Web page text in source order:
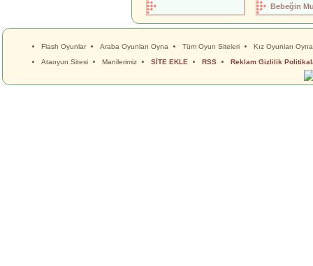
Bebeğin
Flash Oyunlar Araba Oyunları Oyna Tüm Oyun Siteleri
Kız Oyunları Oyna
Ataoyun Sitesi
Manilerimiz SİTE EKLE RSS Reklam Gizlilik